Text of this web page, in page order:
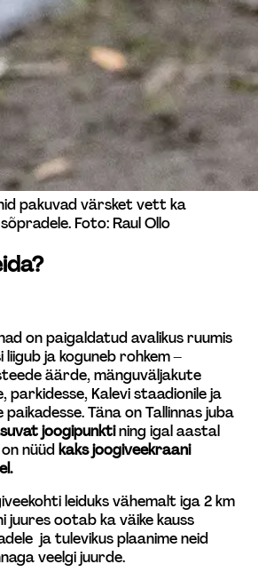
pakuvad värsket vett ka
Foto: Raul Ollo
on paigaldatud avalikus ruumis
liigub ja koguneb rohkem –
äärde, mänguväljakute
parkidesse, Kalevi staadionile ja
Täna on Tallinnas juba
joogipunkti ning igal aastal
nüüd kaks joogiveekraani
leiduks vähemalt iga 2 km
juures ootab ka väike kauss
ja tulevikus plaanime neid
veelgi juurde.